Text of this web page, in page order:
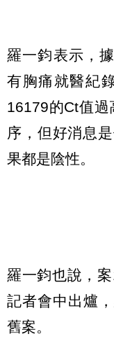
羅一鈞表示，
有胸痛就醫紀
16179的Ct值過
序，但好消息
果都是陰性。
羅一鈞也說，
記者會中出爐
舊案。